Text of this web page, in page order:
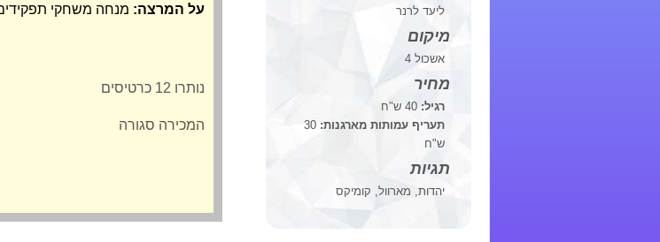
ליעד לרנר
מיקום
אשכול 4
מחיר
רגיל:
תעריף עמותות מארגנות: 30
ש"ח
תגיות
יהדות, מארוול, קומיקס
על המרצה: מנחה משחקי
נותרו 12 כרטיסים
המכירה סגורה